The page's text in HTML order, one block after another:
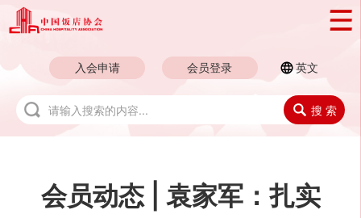
入会申请 会员登录 英文
搜 索
会员动态 | 袁家军：扎实